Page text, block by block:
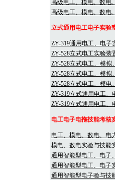
高级电工、模电、数电
高级电工、模电、数电
立式通用电工电子实验
ZY-319通用电工、电子
ZY-528立式电工实验装
ZY-528立式电工、模拟
ZY-528立式电工、模拟
ZY-528立式电工、模电
ZY-319立式通用电工
ZY-319立式通用电工
电工电子电拖技能考核
电工、模电、数电、电
模电、数电实验与技能
通用智能型电工、电子
通用智能型电工、电子
通用智能型电子验与技